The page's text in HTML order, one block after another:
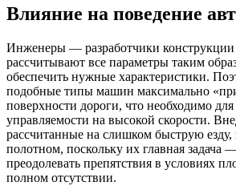
Влияние на поведение
Инженеры — разработчики конструкции
рассчитывают все параметры таким
обеспечить нужные характеристики.
подобные типы машин максимально
поверхности дороги, что необходимо
управляемости на высокой скорости.
рассчитанные на слишком быструю
полотном, поскольку их главная задача
преодолевать препятствия в условиях
полном отсутствии.